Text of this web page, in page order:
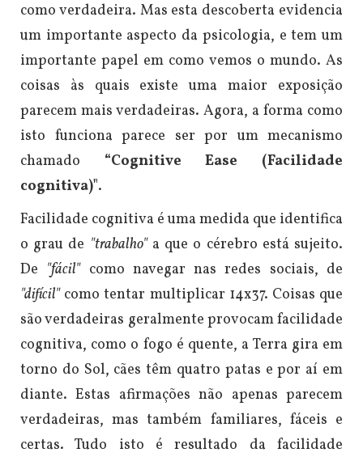
como verdadeira. Mas esta descoberta evidencia
um importante aspecto da psicologia, e tem um
importante papel em como vemos o mundo. As
coisas às quais existe uma maior exposição
parecem mais verdadeiras. Agora, a forma como
isto funciona parece ser por um mecanismo
chamado “Cognitive Ease (Facilidade
cognitiva)".
Facilidade cognitiva é uma medida que identifica
o grau de "trabalho"a que o cérebro está sujeito.
De "fácil"como navegar nas redes sociais, de
"difícil"como tentar multiplicar 14x37. Coisas que
são verdadeiras geralmente provocam facilidade
cognitiva, como o fogo é quente, a Terra gira em
torno do Sol, cães têm quatro patas e por aí em
diante.Estas afirmações não apenas parecem
verdadeiras, mas também familiares, fáceis e
certas. Tudo isto é resultado da facilidade